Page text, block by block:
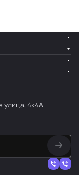
улица, 4к4А